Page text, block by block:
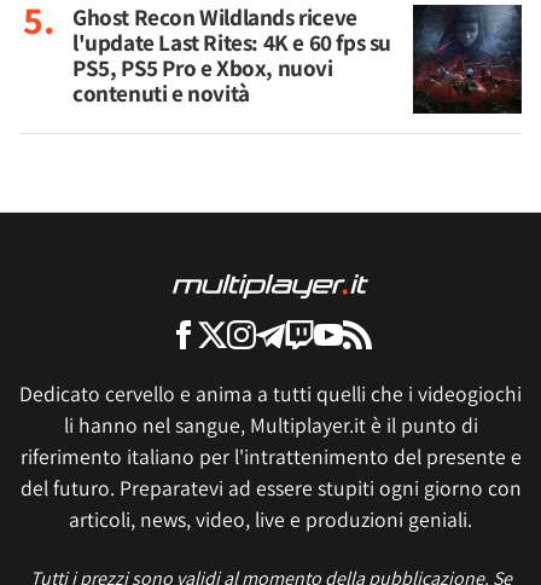
Ghost Recon Wildlands riceve
l'update Last Rites: 4K e 60 fps su
PS5, PS5 Pro e Xbox, nuovi
contenuti e novità
Dedicato cervello e anima a tutti quelli che i videogiochi
li hanno nel sangue, Multiplayer.it è il punto di
riferimento italiano per l'intrattenimento del presente e
del futuro. Preparatevi ad essere stupiti ogni giorno con
articoli, news, video, live e produzioni geniali.
Tutti i prezzi sono validi al momento della pubblicazione. Se